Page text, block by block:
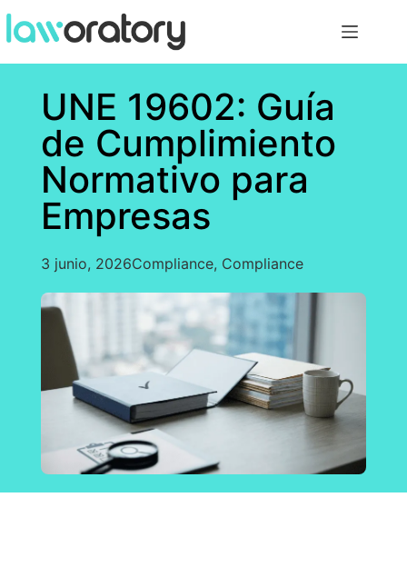
UNE 19602: Guía
de Cumplimiento
Normativo para
Empresas
3 junio, 2026Compliance, Compliance